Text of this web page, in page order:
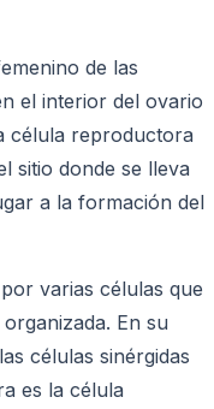
de las
el interior del ovario
célula reproductora
sitio donde se lleva
a la formación del
varias células que
En su
células sinérgidas
es la célula